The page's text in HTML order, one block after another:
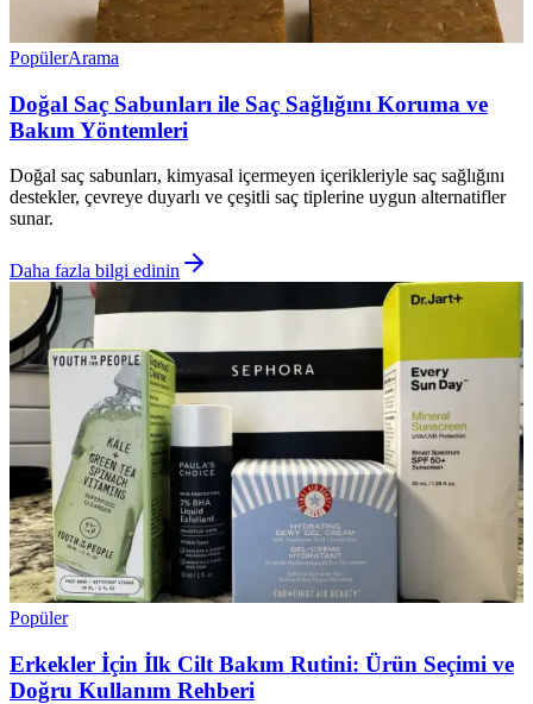
PopülerArama
Doğal Saç Sabunları ile Saç Sağlığını Koruma ve
Bakım Yöntemleri
Doğal saç sabunları, kimyasal içermeyen içerikleriyle saç sağlığını
destekler, çevreye duyarlı ve çeşitli saç tiplerine uygun alternatifler
sunar.
Daha fazla bilgi edinin
Popüler
Erkekler İçin İlk Cilt Bakım Rutini: Ürün Seçimi ve
Doğru Kullanım Rehberi